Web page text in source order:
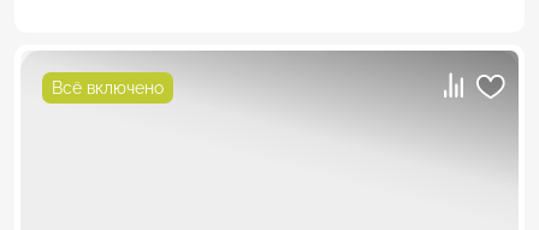
Всё включено